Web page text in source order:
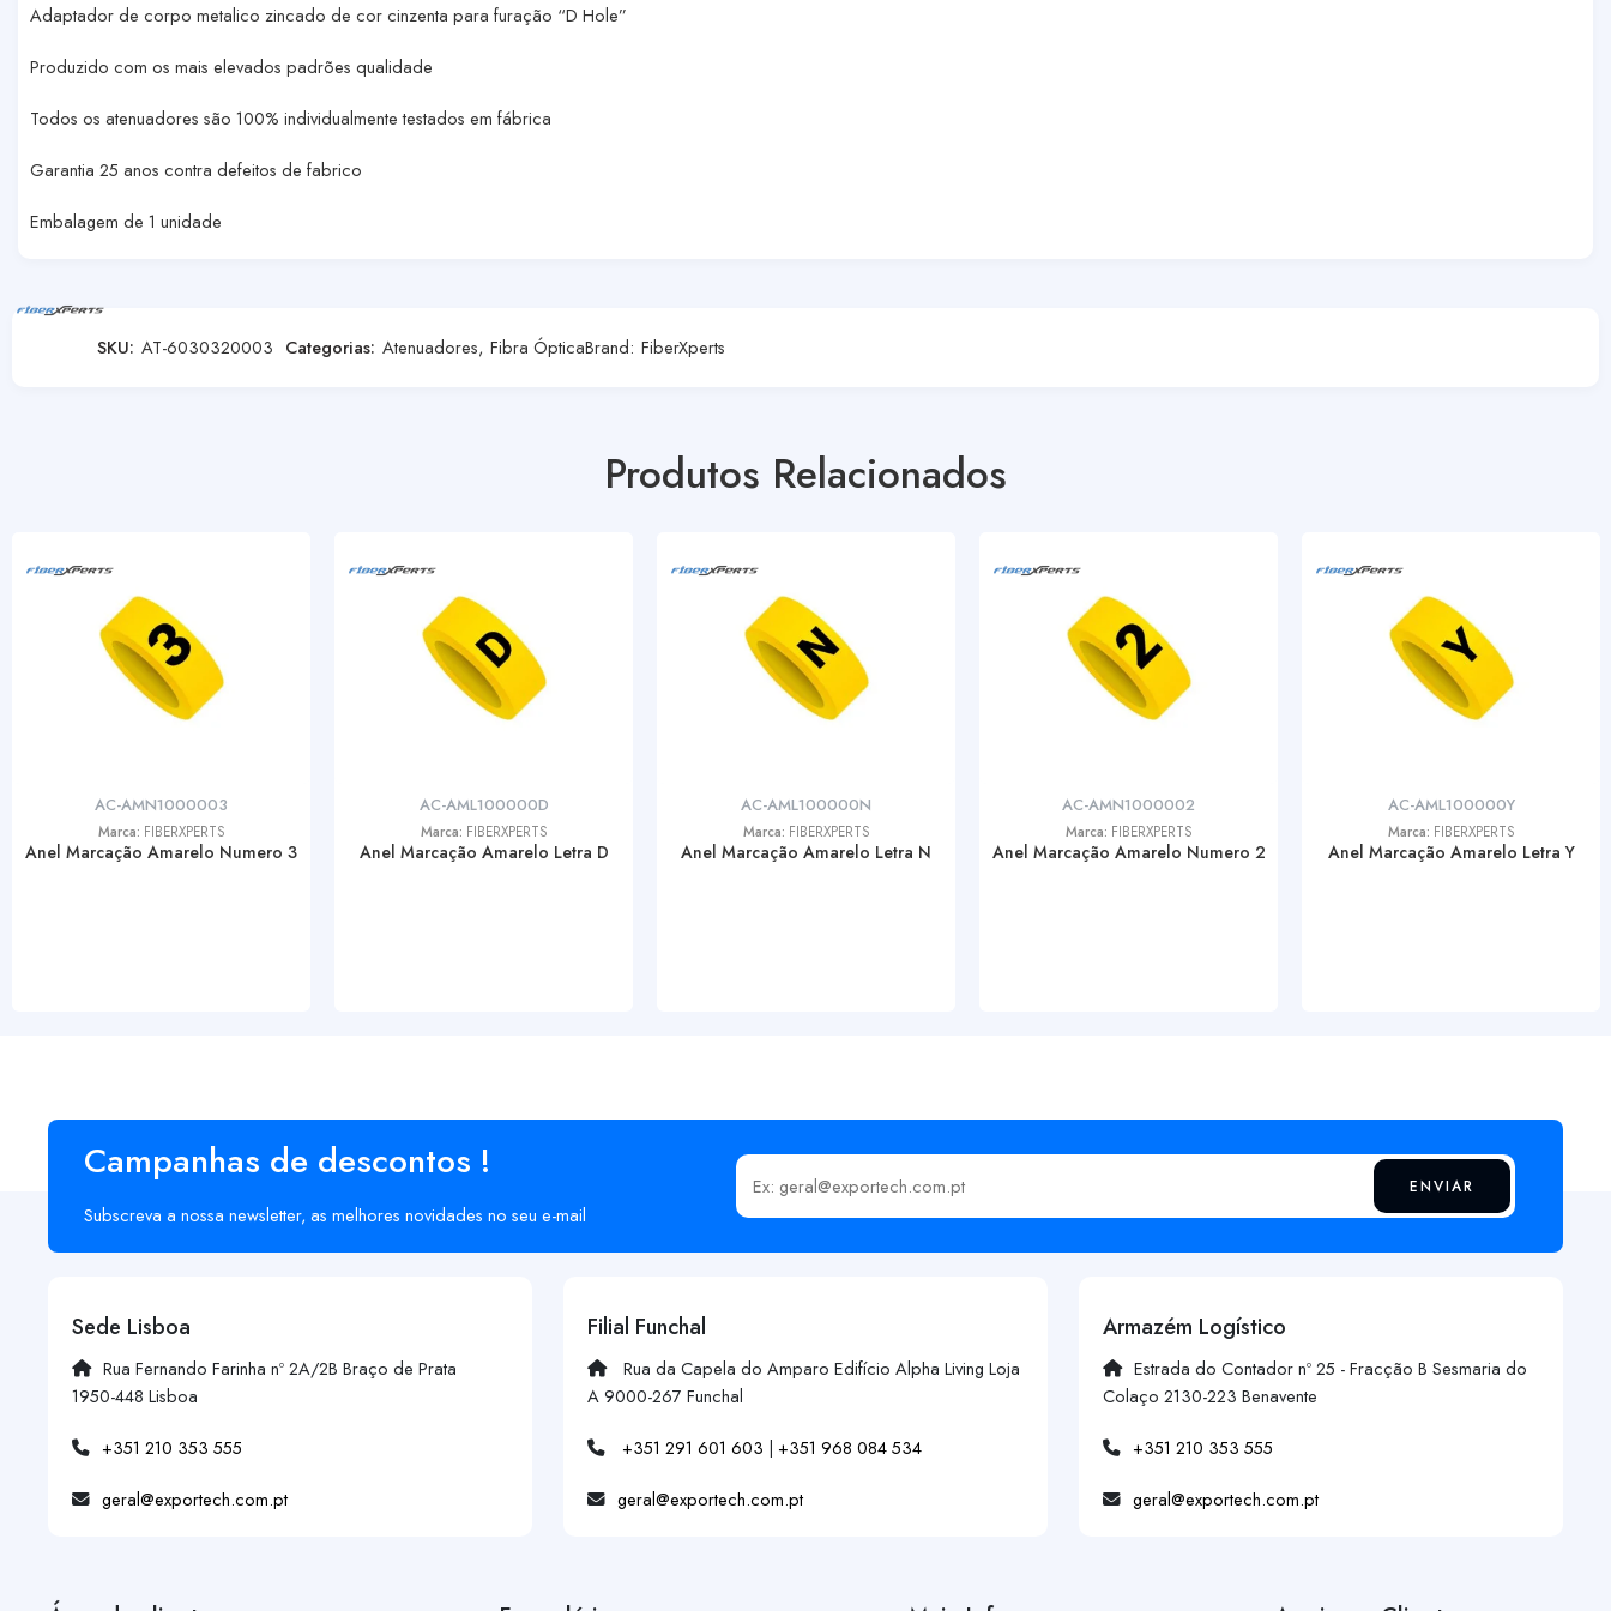
Adaptador de corpo metalico zincado de cor cinzenta para furação “D Hole”
Produzido com os mais elevados padrões qualidade
Todos os atenuadores são 100% individualmente testados em fábrica
Garantia 25 anos contra defeitos de fabrico
Embalagem de 1 unidade
SKU: AT-6030320003 Categorias: Atenuadores, Fibra ÓpticaBrand: FiberXperts
Produtos Relacionados
AC-AMN1000003
Marca: FIBERXPERTS
Anel Marcação Amarelo Numero 3
AC-AML100000D
Marca: FIBERXPERTS
Anel Marcação Amarelo Letra D
AC-AML100000N
Marca: FIBERXPERTS
Anel Marcação Amarelo Letra N
AC-AMN1000002
Marca: FIBERXPERTS
Anel Marcação Amarelo Numero 2
AC-AML100000Y
Marca: FIBERXPERTS
Anel Marcação Amarelo Letra Y
Campanhas de descontos !
Subscreva a nossa newsletter, as melhores novidades no seu e-mail
Insira o seu email ENVIAR
Sede Lisboa
Rua Fernando Farinha nº 2A/2B Braço de Prata
1950-448 Lisboa
+351 210 353 555
geral@exportech.com.pt
Filial Funchal
Rua da Capela do Amparo Edifício Alpha Living Loja
A 9000-267 Funchal
+351 291 601 603 | +351 968 084 534
geral@exportech.com.pt
Armazém Logístico
Estrada do Contador nº 25 - Fracção B Sesmaria do
Colaço 2130-223 Benavente
+351 210 353 555
geral@exportech.com.pt